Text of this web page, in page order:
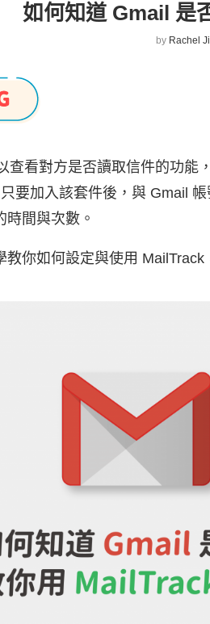
如何知道 Gmail 是
by Rachel
查看對方是否讀取信件的功能
要加入該套件後，與 Gmail
間與次數。
教你如何設定與使用